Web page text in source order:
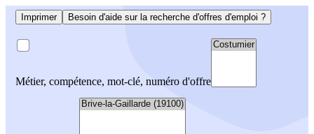
Imprimer Besoin d'aide sur la recherche d'offres d'emploi ?
Métier, compétence, mot-clé, numéro d'offre